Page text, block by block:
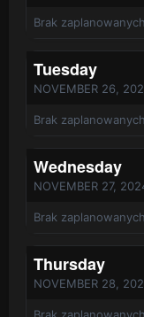
Brak
Tuesday
NOVEMBER 26,
Brak
Wednesday
NOVEMBER 27,
Brak
Thursday
NOVEMBER 28,